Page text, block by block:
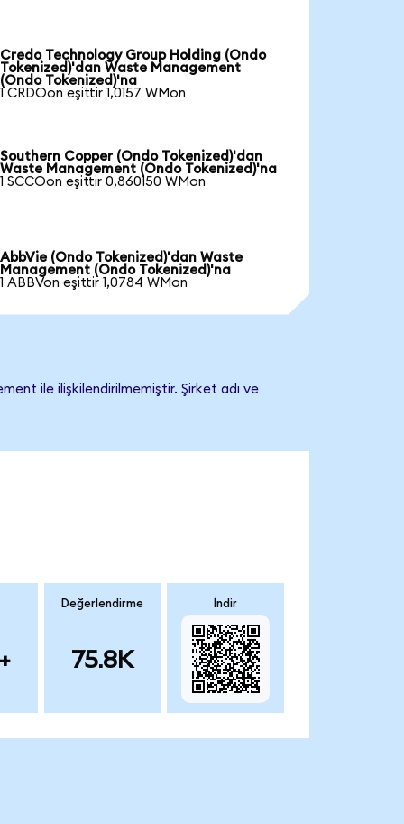
Credo Technology Group Holding (Ondo
Tokenized)'dan Waste Management
(Ondo Tokenized)'na
1 CRDOon eşittir 1,0157 WMon
Southern Copper (Ondo Tokenized)'dan
Waste Management (Ondo Tokenized)'na
1 SCCOon eşittir 0,860150 WMon
AbbVie (Ondo Tokenized)'dan Waste
Management (Ondo Tokenized)'na
1 ABBVon eşittir 1,0784 WMon
ile ilişkilendirilmemiştir. Şirket adı ve
Değerlendirme
75.8K
İndir